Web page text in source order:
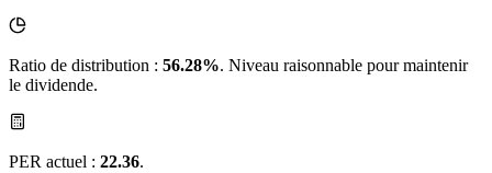
Ratio de distribution : 56.28%. Niveau raisonnable pour maintenir
le dividende.
PER actuel : 22.36.